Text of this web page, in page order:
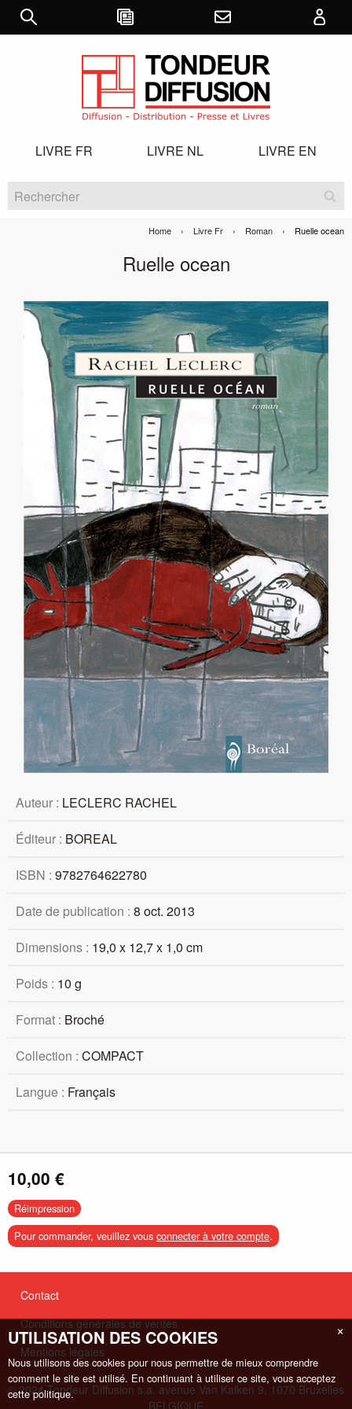
LIVRE FR LIVRE NL LIVRE EN
Home Livre Fr Roman Current:
Ruelle ocean
Ruelle ocean
Auteur : LECLERC RACHEL
Éditeur : BOREAL
ISBN : 9782764622780
Date de publication : 8 oct. 2013
Dimensions : 19,0 x 12,7 x 1,0 cm
Poids : 10 g
Format : Broché
Collection : COMPACT
Langue : Français
10,00 €
Réimpression
Pour commander, veuillez vous connecter à votre compte.
Contact
Conditions générales de ventes
Mentions légales
© 2024 Tondeur Diffusion s.a. avenue Van Kalken 9, 1070 Bruxelles
×
UTILISATION DES COOKIES
Nous utilisons des cookies pour nous permettre de mieux comprendre
comment le site est utilisé. En continuant à utiliser ce site, vous acceptez
cette politique.